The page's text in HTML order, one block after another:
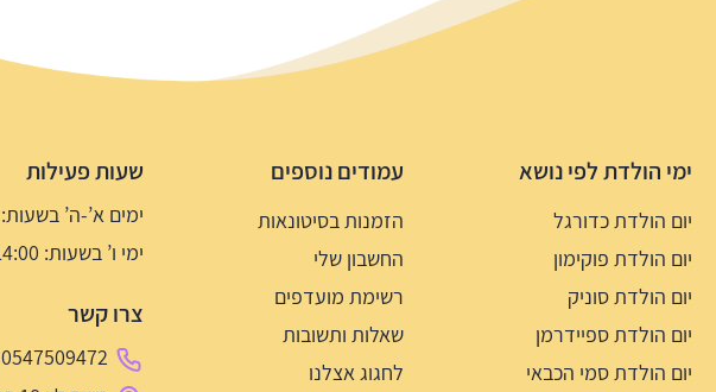
ימי הולדת לפי נושא
יום הולדת כדורגל
יום הולדת פוקימון
יום הולדת סוניק
יום הולדת ספיידרמן
יום הולדת סמי הכבאי
עמודים נוספים
הזמנות בסיטונאות
החשבון שלי
רשימת מועדפים
שאלות ותשובות
לחגוג אצלנו
שעות פעילות
ימים א’-ה’ בשעות: 09:00-20:00
ימי ו’ בשעות: 09:00-14:00
צרו קשר
0547509472